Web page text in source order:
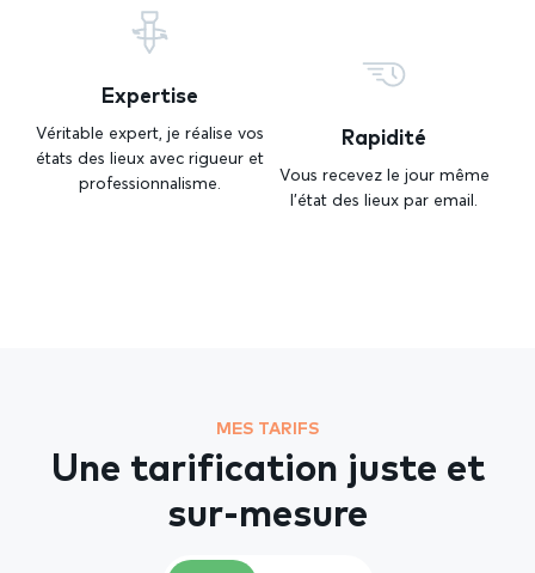
Expertise
Véritable expert, je réalise vos
états des lieux avec rigueur et
professionnalisme.
Rapidité
Vous recevez le jour même
l’état des lieux par email.
MES TARIFS
Une tarification juste et
sur-mesure